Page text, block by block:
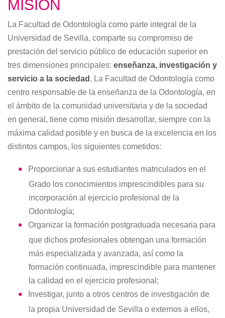
MISIÓN
La Facultad de Odontología como parte integral de la
Universidad de Sevilla, comparte su compromiso de
prestación del servicio público de educación superior en
tres dimensiones principales: enseñanza, investigación y
servicio a la sociedad . La Facultad de Odontología como
centro responsable de la enseñanza de la Odontología, en
el ámbito de la comunidad universitaria y de la sociedad
en general, tiene como misión desarrollar, siempre con la
máxima calidad posible y en busca de la excelencia en los
distintos campos, los siguientes cometidos:
Proporcionar a sus estudiantes matriculados en el
Grado los conocimientos imprescindibles para su
incorporación al ejercicio profesional de la
Odontología;
Organizar la formación postgraduada necesaria para
que dichos profesionales obtengan una formación
más especializada y avanzada, así como la
formación continuada, imprescindible para mantener
la calidad en el ejercicio profesional;
Investigar, junto a otros centros de investigación de
la propia Universidad de Sevilla o externos a ellos,